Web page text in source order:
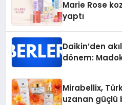
Marie Rose
yaptı
Daikin’den
dönem:
Mirabellix,
uzanan güçlü